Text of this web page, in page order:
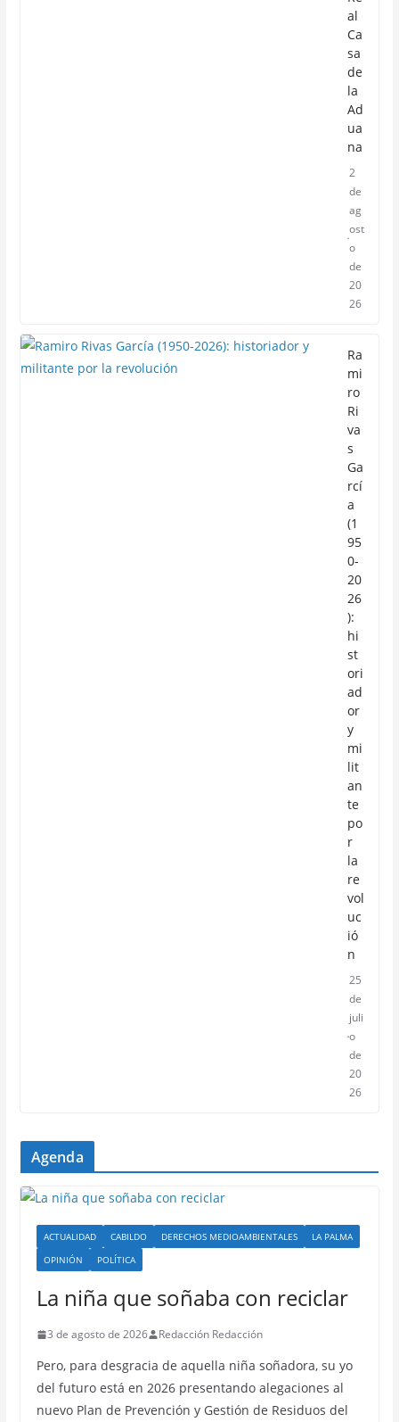
al
Ca
sa
de
la
Ad
ua
na
2
de
ag
ost
o
de
20
26
Ra
mi
ro
Ri
va
s
Ga
rcí
a
(1
95
0-
20
26
):
hi
st
ori
ad
or
y
mi
lit
an
te
po
r
la
re
vol
uc
ió
n
25
de
juli
o
de
20
26
Agenda
ACTUALIDAD CABILDO DERECHOS MEDIOAMBIENTALES
LA PALMA
OPINIÓN
POLÍTICA
La niña que soñaba con reciclar
3 de agosto de 2026 Redacción Redacción
Pero, para desgracia de aquella niña soñadora, su yo
del futuro está en 2026 presentando alegaciones al
nuevo Plan de Prevención y Gestión de Residuos del